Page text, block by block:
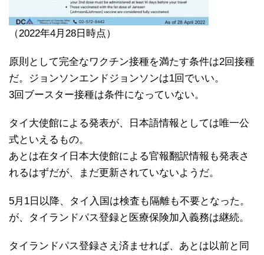
（2022年4月28日時点）
原則として完全なワクチン接種を満たす条件は2回接種
だ。ジョンソンエンドジョンソンは1回でいい。
3回ブースター接種は条件になっていない。
タイ大使館による発表が、日本語情報としては唯一公
式といえるもの。
あとは在タイ日本大使館による官報翻訳情報も発表さ
れるはずだが、まだ更新されていないようだ。
5月1日以降、タイ入国は検査も隔離も不要となった。
が、タイランドパス登録と医療保険加入義務は継続。
タイランドパス登録さえ済ませれば、あとは以前と同